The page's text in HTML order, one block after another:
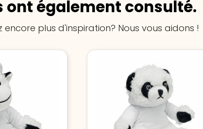
ont également consulté.
encore plus d'inspiration? Nous vous aidons !